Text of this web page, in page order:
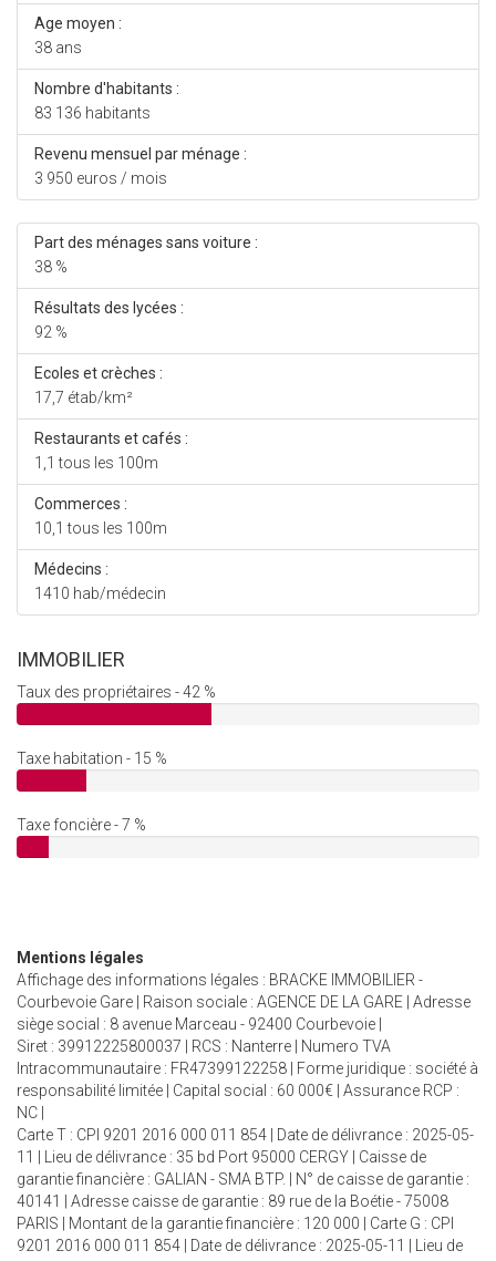
Age moyen :
38 ans
Nombre d'habitants :
83 136 habitants
Revenu mensuel par ménage :
3 950 euros / mois
Part des ménages sans voiture :
38 %
Résultats des lycées :
92 %
Ecoles et crèches :
17,7 étab/km²
Restaurants et cafés :
1,1 tous les 100m
Commerces :
10,1 tous les 100m
Médecins :
1410 hab/médecin
IMMOBILIER
Taux des propriétaires - 42 %
Taxe habitation - 15 %
Taxe foncière - 7 %
Mentions légales
Affichage des informations légales : BRACKE IMMOBILIER -
Courbevoie Gare | Raison sociale : AGENCE DE LA GARE | Adresse
siège social : 8 avenue Marceau - 92400 Courbevoie |
Siret : 39912225800037 | RCS : Nanterre | Numero TVA
Intracommunautaire : FR47399122258 | Forme juridique : société à
responsabilité limitée | Capital social : 60 000€ | Assurance RCP :
NC |
Carte T : CPI 9201 2016 000 011 854 | Date de délivrance : 2025-05-
11 | Lieu de délivrance : 35 bd Port 95000 CERGY | Caisse de
garantie financière : GALIAN - SMA BTP. | N° de caisse de garantie :
40141 | Adresse caisse de garantie : 89 rue de la Boétie - 75008
PARIS | Montant de la garantie financière : 120 000 | Carte G : CPI
9201 2016 000 011 854 | Date de délivrance : 2025-05-11 | Lieu de